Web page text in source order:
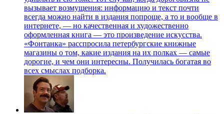
вызывает возмущения: информацию и текст почти
всегда можно найти в издания попроще, а то и вообще в
интернете, — но качественная и художественно
оформленная книга — это произведение искусства.
«Фонтанка» расспросила петербургские книжные
магазины о том, какие издания на их полках — самые
дорогие, и чем они интересны. Получилась богатая во
всех смыслах подборка.